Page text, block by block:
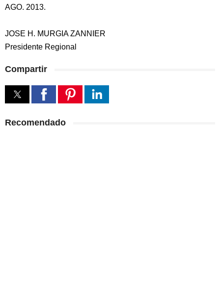
AGO. 2013.
JOSE H. MURGIA ZANNIER
Presidente Regional
Compartir
Recomendado